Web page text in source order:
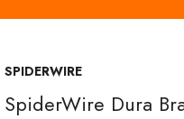
SPIDERWIRE
SpiderWire Dura